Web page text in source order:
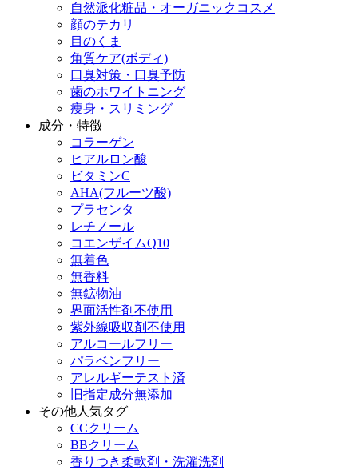
自然派化粧品・オーガニックコスメ
顔のテカリ
目のくま
角質ケア(ボディ)
口臭対策・口臭予防
歯のホワイトニング
痩身・スリミング
成分・特徴
コラーゲン
ヒアルロン酸
ビタミンC
AHA(フルーツ酸)
プラセンタ
レチノール
コエンザイムQ10
無着色
無香料
無鉱物油
界面活性剤不使用
紫外線吸収剤不使用
アルコールフリー
パラベンフリー
アレルギーテスト済
旧指定成分無添加
その他人気タグ
CCクリーム
BBクリーム
香りつき柔軟剤・洗濯洗剤